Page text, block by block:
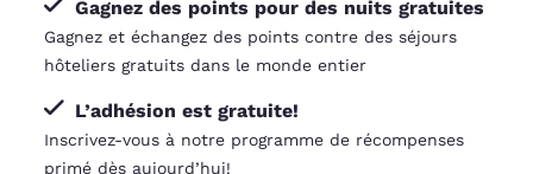
Gagnez des points pour des nuits gratuites
Gagnez et échangez des points contre des séjours
hôteliers gratuits dans le monde entier
L’adhésion est gratuite!
Inscrivez-vous à notre programme de récompenses
primé dès aujourd’hui!